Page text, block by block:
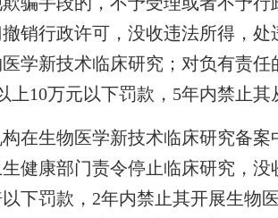
销行政许可，没收违法所得，
学新技术临床研究；对负有责
上10万元以下罚款，5年内禁止
生物医学新技术临床研究备案
健康部门责令停止临床研究，
下罚款，2年内禁止其开展生物